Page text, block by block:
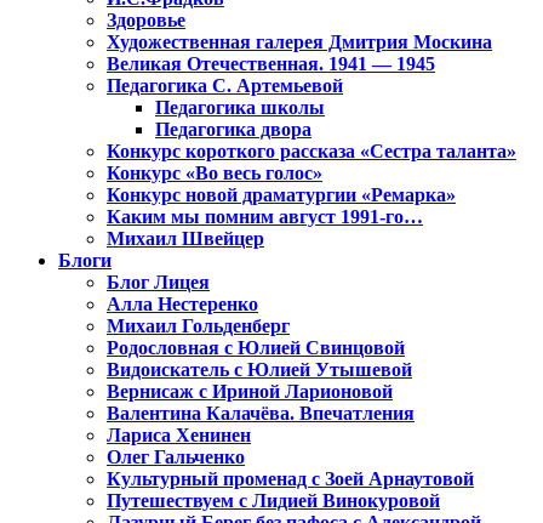
Здоровье
Художественная галерея Дмитрия Москина
Великая Отечественная. 1941 — 1945
Педагогика С. Артемьевой
Педагогика школы
Педагогика двора
Конкурс короткого рассказа «Сестра таланта»
Конкурс «Во весь голос»
Конкурс новой драматургии «Ремарка»
Каким мы помним август 1991-го…
Михаил Швейцер
Блоги
Блог Лицея
Алла Нестеренко
Михаил Гольденберг
Родословная с Юлией Свинцовой
Видоискатель с Юлией Утышевой
Вернисаж с Ириной Ларионовой
Валентина Калачёва. Впечатления
Лариса Хенинен
Олег Гальченко
Культурный променад с Зоей Арнаутовой
Путешествуем с Лидией Винокуровой